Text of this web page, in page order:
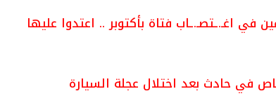
في اغـ.ـتصـ.ـاب فتاة بأكتوبر .. اعتدوا عليها